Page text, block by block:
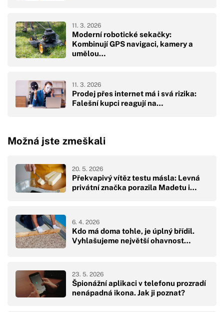
Moderní robotické sekačky:
Kombinují GPS navigaci, kamery a
umělou…
11. 3. 2026
Prodej přes internet má i svá rizika:
Falešní kupci reagují na…
11. 3. 2026
Možná jste zmeškali
Překvapivý vítěz testu másla: Levná
privátní značka porazila Madetu i…
20. 5. 2026
Kdo má doma tohle, je úplný břídil.
Vyhlašujeme největší ohavnost…
6. 4. 2026
Špionážní aplikaci v telefonu prozradí
nenápadná ikona. Jak ji poznat?
23. 5. 2026